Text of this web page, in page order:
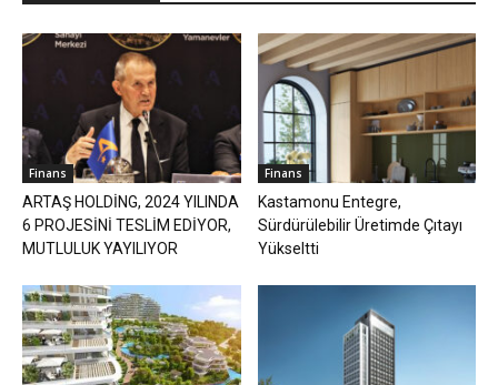
Finans
ARTAŞ HOLDİNG, 2024 YILINDA
6 PROJESİNİ TESLİM EDİYOR,
MUTLULUK YAYILIYOR
Finans
Kastamonu Entegre,
Sürdürülebilir Üretimde Çıtayı
Yükseltti